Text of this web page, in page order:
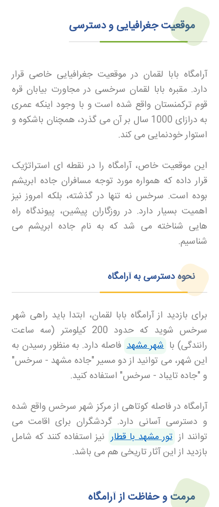
موقعیت جغرافیایی و دسترسی
آرامگاه بابا لقمان در موقعیت جغرافیایی خاصی قرار
دارد. مقبره بابا لقمان سرخسی در مجاورت بیابان قره
قوم ترکمنستان واقع شده است و با وجود اینکه عمری
به درازای 1000 سال بر آن می گذرد، همچنان باشکوه و
استوار خودنمایی می کند.
این موقعیت خاص، آرامگاه را در نقطه ای استراتژیک
قرار داده که همواره مورد توجه مسافران جاده ابریشم
بوده است. سرخس نه تنها در گذشته، بلکه امروز نیز
اهمیت بسیار دارد. در روزگاران پیشین، پیوندگاه راه
هایی شناخته می شد که به نام جاده ابریشم می
شناسیم.
نحوه دسترسی به آرامگاه
برای بازدید از آرامگاه بابا لقمان، ابتدا باید راهی شهر
سرخس شوید که حدود 200 کیلومتر (سه ساعت
رانندگی) با شهر مشهد فاصله دارد. به منظور رسیدن به
این شهر، می توانید از دو مسیر "جاده مشهد - سرخس"
و "جاده تایباد - سرخس" استفاده کنید.
آرامگاه در فاصله کوتاهی از مرکز شهر سرخس واقع شده
و دسترسی آسانی دارد. گردشگران برای اقامت می
توانند از تور مشهد با قطار نیز استفاده کنند که شامل
بازدید از این آثار تاریخی هم می باشد.
مرمت و حفاظت از آرامگاه